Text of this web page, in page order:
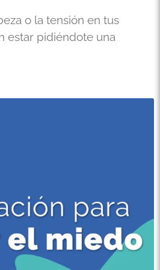
o la tensión en tus
estar pidiéndote una